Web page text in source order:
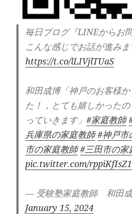
毎日ブログ『LINEからお
こんな感じでお話が進みま
https://t.co/lLIVjlTUaS
和田成博「神戸のお客様
た！，とても嬉しかった
っていきます」#家庭教師
兵庫県の家庭教師 #神戸市
市の家庭教師 #三田市の家
pic.twitter.com/rppiKfIsZ1
— 受験塾家庭教師 和田
January 15, 2024